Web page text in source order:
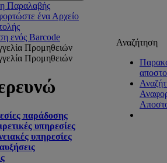
Παραλαβής
ένα Αρχείο
ενός Barcode
Προμηθειών
Προμηθειών
παράδοσης
υπηρεσίες
υπηρεσίες
Αναζήτηση